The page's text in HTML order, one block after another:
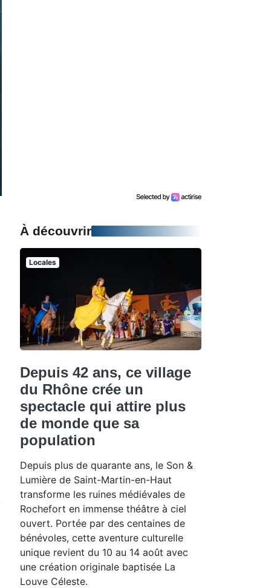
À découvrir
Locales
Depuis 42 ans, ce village
du Rhône crée un
spectacle qui attire plus
de monde que sa
population
Depuis plus de quarante ans, le Son &
Lumière de Saint-Martin-en-Haut
transforme les ruines médiévales de
Rochefort en immense théâtre à ciel
ouvert. Portée par des centaines de
bénévoles, cette aventure culturelle
unique revient du 10 au 14 août avec
une création originale baptisée La
Louve Céleste.